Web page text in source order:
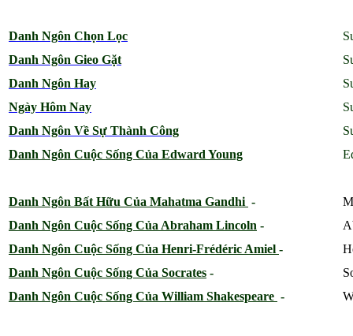
Danh Ngôn Chọn Lọc
Danh Ngôn Gieo Gặt
Danh Ngôn Hay
Ngày Hôm Nay
Danh Ngôn Về Sự Thành Công
Danh Ngôn Cuộc Sống Của Edward Young
Danh Ngôn Bất Hữu Của Mahatma Gandhi -
Danh Ngôn Cuộc Sống Của Abraham Lincoln -
Danh Ngôn Cuộc Sống Của Henri-Frédéric Amiel -
Danh Ngôn Cuộc Sống Của Socrates -
Danh Ngôn Cuộc Sống Của William Shakespeare -